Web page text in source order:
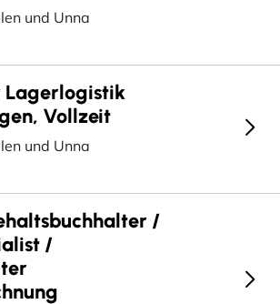
und Unna
Lagerlogistik
Vollzeit
und Unna
/
/